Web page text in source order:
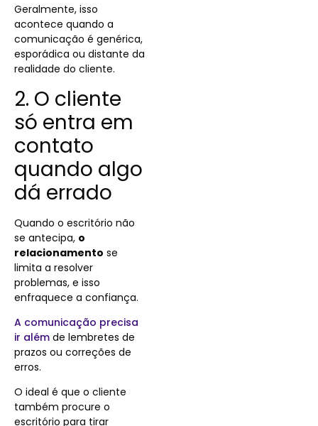
Geralmente, isso
acontece quando a
comunicação é genérica,
esporádica ou distante da
realidade do cliente.
2. O cliente
só entra em
contato
quando algo
dá errado
Quando o escritório não
se antecipa, o
relacionamento se
limita a resolver
problemas, e isso
enfraquece a confiança.
A comunicação precisa
ir além de lembretes de
prazos ou correções de
erros.
O ideal é que o cliente
também procure o
escritório para tirar